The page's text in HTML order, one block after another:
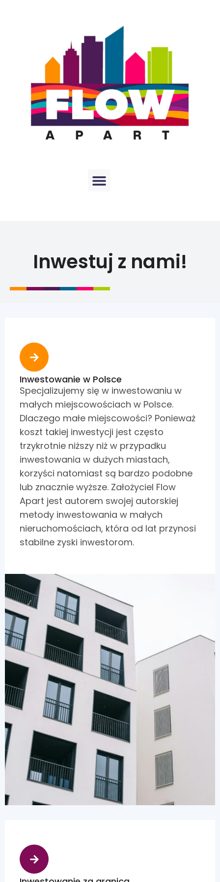
Inwestuj z nami!
Inwestowanie w Polsce
Specjalizujemy się w inwestowaniu w
małych miejscowościach w Polsce.
Dlaczego małe miejscowości? Ponieważ
koszt takiej inwestycji jest często
trzykrotnie niższy niż w przypadku
inwestowania w dużych miastach,
korzyści natomiast są bardzo podobne
lub znacznie wyższe. Założyciel Flow
Apart jest autorem swojej autorskiej
metody inwestowania w małych
nieruchomościach, która od lat przynosi
stabilne zyski inwestorom.